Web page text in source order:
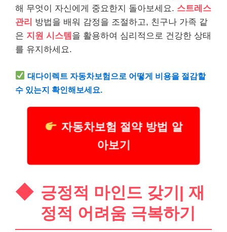
해 무엇이 자신에게 중요한지 돌아보세요. 스트레스
관리 방법을 배워 감정을 조절하고, 친구나 가족 같
은 지원 시스템 을 활용하여 심리적으로 건강한 상태
를 유지하세요.
대다이렉트 자동차보험으로 어떻게 비용을 절감할
수 있는지 확인해보세요.
자동차보험 절약 방법 알
아보기
긍정적 마인드 갖기| 재
정적 어려움 극복하기